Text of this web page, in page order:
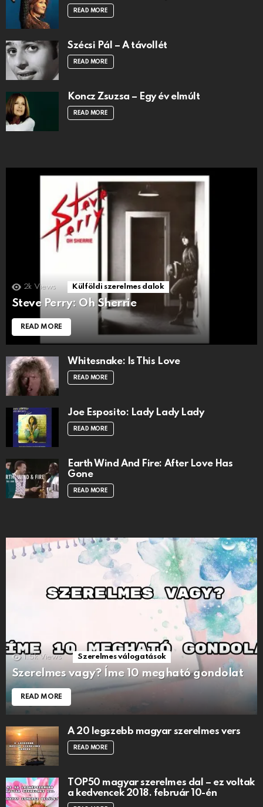
READ MORE
Szécsi Pál – A távollét
READ MORE
Koncz Zsuzsa – Egy év elmúlt
READ MORE
2k Views Külföldi szerelmes dalok
Steve Perry: Oh Sherrie
READ MORE
Whitesnake: Is This Love
READ MORE
Joe Esposito: Lady Lady Lady
READ MORE
Earth Wind And Fire: After Love Has
Gone
READ MORE
1.5k Views Szerelmes válogatások
Szerelmes vagy? Íme 10 megható gondolat
READ MORE
A 20 legszebb magyar szerelmes vers
READ MORE
TOP50 magyar szerelmes dal – ez voltak
a kedvencek 2018. február 10-én